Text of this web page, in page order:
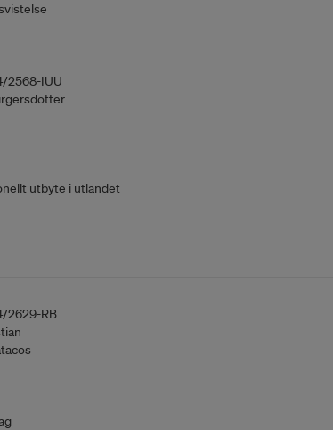
2568-IUU
utbyte i utlandet
2629-RB